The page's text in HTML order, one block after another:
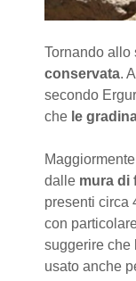
Tornando allo
conservata.
secondo
che le
dalle mura di
presenti circa
con
suggerire che
usato anche